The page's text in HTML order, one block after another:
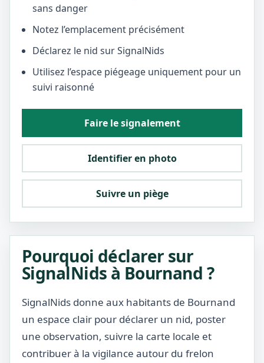
sans danger
Notez l’emplacement précisément
Déclarez le nid sur SignalNids
Utilisez l’espace piégeage uniquement pour un
suivi raisonné
Faire le signalement
Identifier en photo
Suivre un piège
Pourquoi déclarer sur
SignalNids à Bournand ?
SignalNids donne aux habitants de Bournand
un espace clair pour déclarer un nid, poster
une observation, suivre la carte locale et
contribuer à la vigilance autour du frelon